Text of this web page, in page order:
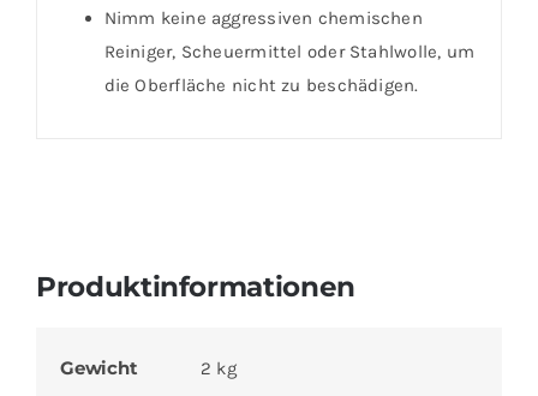
Nimm keine aggressiven chemischen
Reiniger, Scheuermittel oder Stahlwolle, um
die Oberfläche nicht zu beschädigen.
Produktinformationen
Gewicht 2 kg